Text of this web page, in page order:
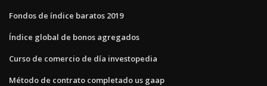
Fondos de índice baratos 2019
Índice global de bonos agregados
Curso de comercio de día investopedia
Método de contrato completado us gaap